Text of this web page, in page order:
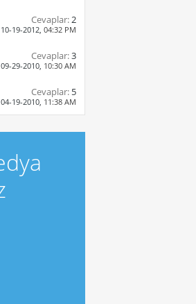
Cevaplar:2
10-19-2012, 04:32 PM
Cevaplar:3
09-29-2010, 10:30 AM
Cevaplar: 5
04-19-2010, 11:38 AM